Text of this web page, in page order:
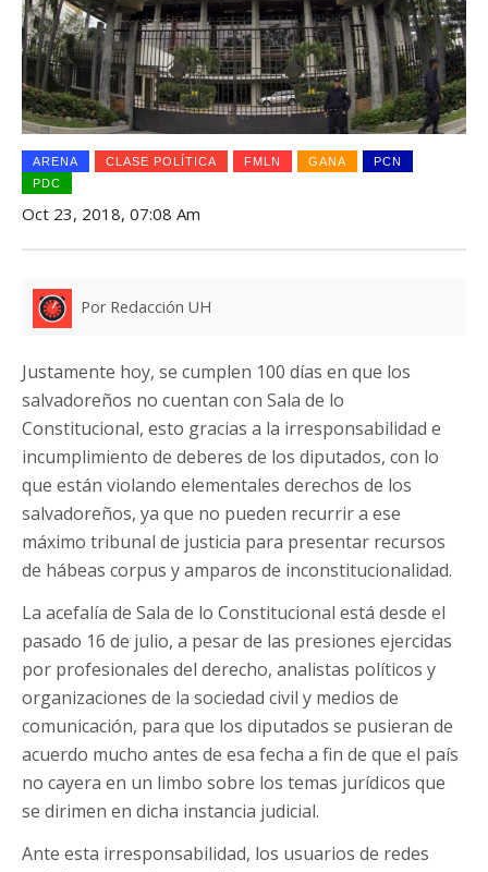
ARENA CLASE POLÍTICA FMLN GANA
PCN
PDC
Oct 23, 2018, 07:08 Am
Por Redacción UH
Justamente hoy, se cumplen 100 días en que los
salvadoreños no cuentan con Sala de lo
Constitucional, esto gracias a la irresponsabilidad e
incumplimiento de deberes de los diputados, con lo
que están violando elementales derechos de los
salvadoreños, ya que no pueden recurrir a ese
máximo tribunal de justicia para presentar recursos
de hábeas corpus y amparos de inconstitucionalidad.
La acefalía de Sala de lo Constitucional está desde el
pasado 16 de julio, a pesar de las presiones ejercidas
por profesionales del derecho, analistas políticos y
organizaciones de la sociedad civil y medios de
comunicación, para que los diputados se pusieran de
acuerdo mucho antes de esa fecha a fin de que el país
no cayera en un limbo sobre los temas jurídicos que
se dirimen en dicha instancia judicial.
Ante esta irresponsabilidad, los usuarios de redes